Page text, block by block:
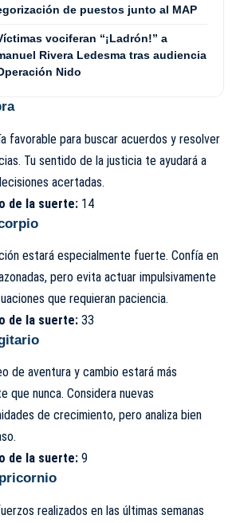
de puestos junto al MAP
vociferan “¡Ladrón!” a
Rivera Ledesma tras audiencia
Nido
favorable para buscar acuerdos y resolver
Tu sentido de la justicia te ayudará a
acertadas.
de la suerte: 14
estará especialmente fuerte. Confía en
pero evita actuar impulsivamente
que requieran paciencia.
de la suerte: 33
de aventura y cambio estará más
que nunca. Considera nuevas
de crecimiento, pero analiza bien
de la suerte: 9
realizados en las últimas semanas